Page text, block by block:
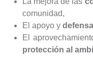
comunidad,
El apoyo y
El
protección al